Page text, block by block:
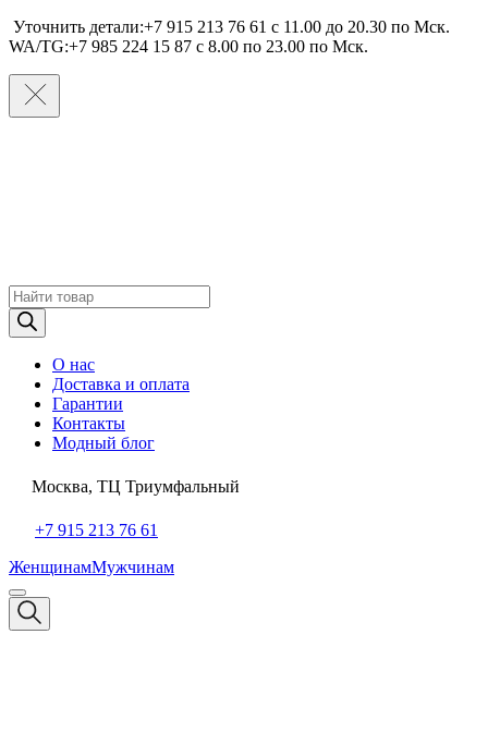
Уточнить детали:+7 915 213 76 61 c 11.00 до 20.30 по Мcк.
WA/TG:+7 985 224 15 87 c 8.00 по 23.00 по Мcк.
Поиск
товаров
О нас
Доставка и оплата
Гарантии
Контакты
Модный блог
Москва, ТЦ Триумфальный
+7 915 213 76 61
ЖенщинамМужчинам